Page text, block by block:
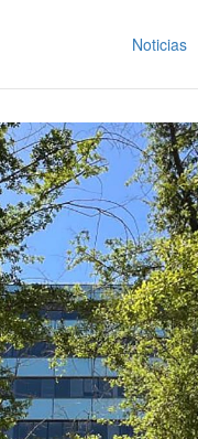
Noticias